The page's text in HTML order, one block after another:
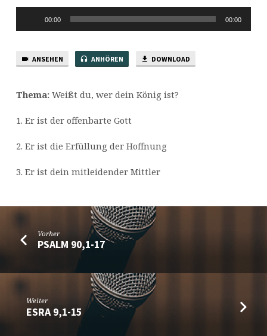
15
00:00 00:00
ANSEHEN ANHÖREN DOWNLOAD
Thema:Weißt du, wer dein König ist?
1. Er ist der offenbarte Gott
2. Er ist die Erfüllung der Hoffnung
3. Er ist dein mitleidender Mittler
Vorher
PSALM 90,1-17
Weiter
ESRA 9,1-15